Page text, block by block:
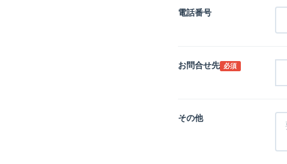
電話番号
お問合せ先 必須
その他